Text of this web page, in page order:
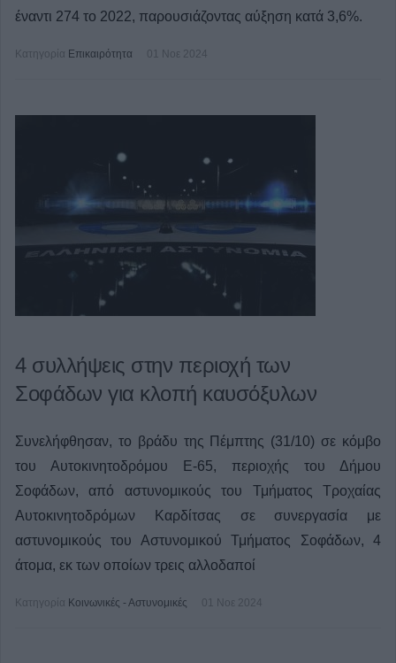
έναντι 274 το 2022, παρουσιάζοντας αύξηση κατά 3,6%.
Κατηγορία Επικαιρότητα 01 Νοε 2024
4 συλλήψεις στην περιοχή των
Σοφάδων για κλοπή καυσόξυλων
Συνελήφθησαν, το βράδυ της Πέμπτης (31/10) σε κόμβο
του Αυτοκινητοδρόμου Ε-65, περιοχής του Δήμου
Σοφάδων, από αστυνομικούς του Τμήματος Τροχαίας
Αυτοκινητοδρόμων Καρδίτσας σε συνεργασία με
αστυνομικούς του Αστυνομικού Τμήματος Σοφάδων, 4
άτομα, εκ των οποίων τρεις αλλοδαποί
Κατηγορία Κοινωνικές - Αστυνομικές 01 Νοε 2024